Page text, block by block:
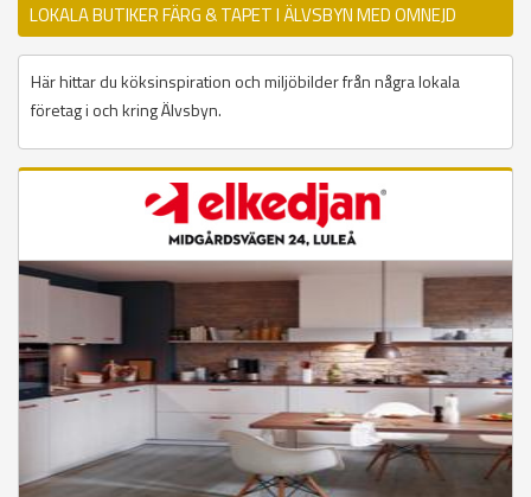
LOKALA BUTIKER FÄRG & TAPET I ÄLVSBYN MED OMNEJD
Här hittar du köksinspiration och miljöbilder från några lokala
företag i och kring Älvsbyn.